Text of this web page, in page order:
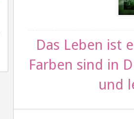
Das Leben ist
Farben sind in
und